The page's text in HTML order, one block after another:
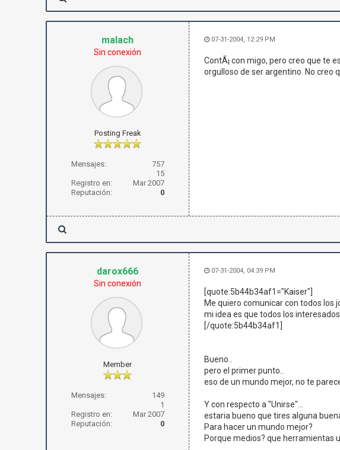
malach
Sin conexión
Posting Freak
Mensajes:
757
15
Registro en:
Mar 2007
Reputación:
0
07-31-2004, 12:29 PM
ContÃ¡ con migo, pero creo que te
orgulloso de ser argentino. No creo
darox666
Sin conexión
Member
Mensajes:
149
1
Registro en:
Mar 2007
Reputación:
0
07-31-2004, 04:39 PM
[quote:5b44b34af1="Kaiser"]
Me quiero comunicar con todos los
mi idea es que todos los
[/quote:5b44b34af1]
Bueno..
pero el primer punto..
eso de un mundo mejor, no te
Y con respecto a "Unirse"...
estaria bueno que tires alguna
Para hacer un mundo mejor?
Porque medios? que herramientas